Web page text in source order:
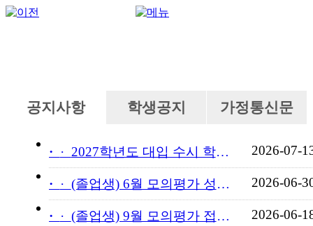
공지사항 학생공지 가정통신문
· 2027학년도 대입 수시 학교... 2026-07-
· (졸업생) 6월 모의평가 성적... 2026-06-
· (졸업생) 9월 모의평가 접수... 2026-06-